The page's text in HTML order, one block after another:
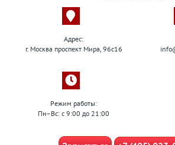
Адрес:
г. Москва проспект Мира, 96с16
Режим работы:
Пн–Вс: с 9:00 до 21:00